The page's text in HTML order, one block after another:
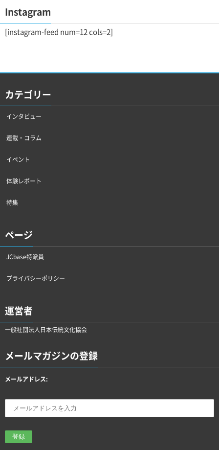
Instagram
[instagram-feed num=12 cols=2]
カテゴリー
インタビュー
連載・コラム
イベント
体験レポート
特集
ページ
JCbase特派員
プライバシーポリシー
運営者
一般社団法人日本伝統文化協会
メールマガジンの登録
メールアドレス: